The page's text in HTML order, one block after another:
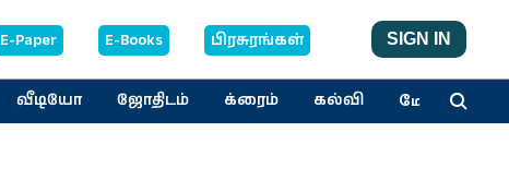
E-Paper E-Books பிரசுரங்கள் SIGN IN
வீடியோ ஜோதிடம் க்ரைம் கல்வி மேலும்